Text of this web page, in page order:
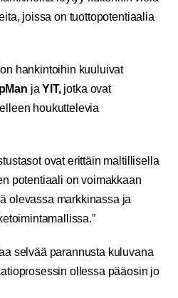
joissa on tuottopotentiaalia
hankintoihin kuuluivat
jaYIT,jotka ovat
houkuttelevia
ovat erittäin maltillisella
potentiaali on voimakkaan
olevassa markkinassa ja
selvää parannusta kuluvana
ollessa pääosin jo